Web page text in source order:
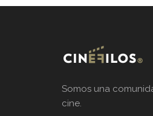
Somos una
cine.